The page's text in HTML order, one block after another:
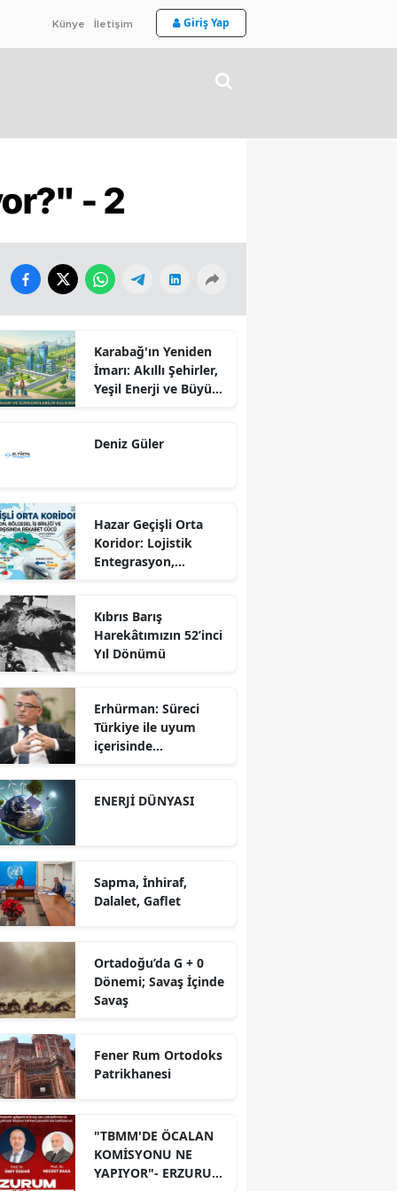
Künye İletişim Giriş Yap
- 2
Karabağ'ın Yeniden
İmarı: Akıllı Şehirler,
Yeşil Enerji ve Büyük
Sürdürülebilir
Deniz Güler
Hazar Geçişli Orta
Koridor: Lojistik
Entegrasyon,
Karşısında Rekabet
Gücü
Kıbrıs Barış
Harekâtımızın 52’inci
Yıl Dönümü
Erhürman: Süreci
Türkiye ile uyum
içerisinde
ENERJİ DÜNYASI
Sapma, İnhiraf,
Dalalet, Gaflet
Ortadoğu’da G + 0
Dönemi; Savaş İçinde
Savaş
Fener Rum Ortodoks
Patrikhanesi
"TBMM'DE ÖCALAN
KOMİSYONU NE
YAPIYOR"- ERZURUM